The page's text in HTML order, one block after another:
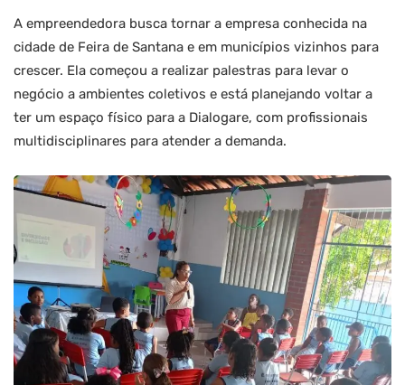
A empreendedora busca tornar a empresa conhecida na
cidade de Feira de Santana e em municípios vizinhos para
crescer. Ela começou a realizar palestras para levar o
negócio a ambientes coletivos e está planejando voltar a
ter um espaço físico para a Dialogare, com profissionais
multidisciplinares para atender a demanda.